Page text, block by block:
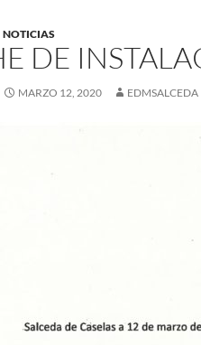
NOTICIAS
DE
MARZO 12, 2020 EDMSALCEDA